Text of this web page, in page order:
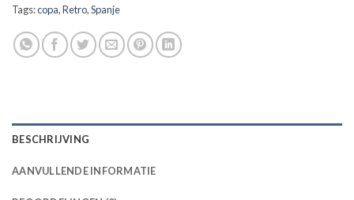
Tags:copa,Retro,Spanje
BESCHRIJVING
AANVULLENDE INFORMATIE